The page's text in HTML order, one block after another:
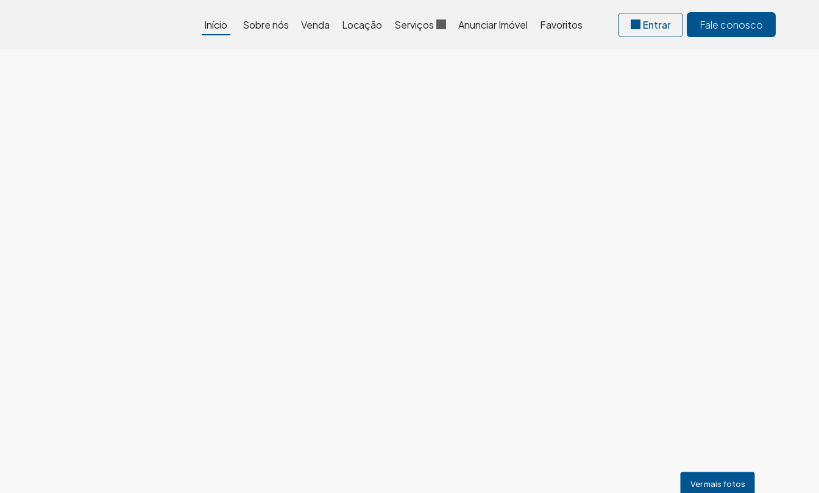
Fale conosco
Entrar
Favoritos
Anunciar Imóvel
Serviços
Locação
Venda
Sobre nós
Início